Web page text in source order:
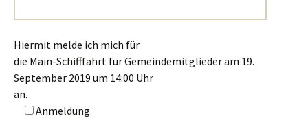
Hiermit melde ich mich für
die Main-Schifffahrt für Gemeindemitglieder am 19.
September 2019 um 14:00 Uhr
an.
Anmeldung